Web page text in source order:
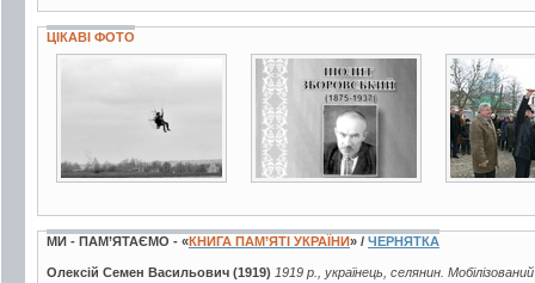
ЦІКАВІ ФОТО
3 фото 7 фото
МИ - ПАМ’ЯТАЄМО - «КНИГА ПАМ’ЯТІ УКРАЇНИ» / ЧЕРНЯТКА
Олексій Семен Васильович (1919) 1919 р., українець, селянин.